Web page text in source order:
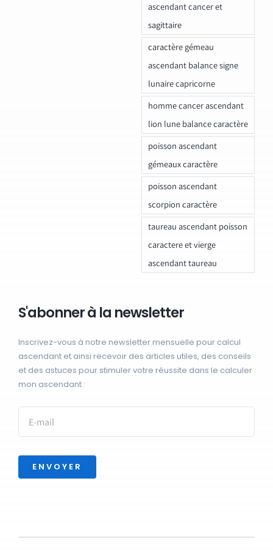
ascendant cancer et
sagittaire
caractère gémeau
ascendant balance signe
lunaire capricorne
homme cancer ascendant
lion lune balance caractère
poisson ascendant
gémeaux caractère
poisson ascendant
scorpion caractère
taureau ascendant poisson
caractere et vierge
ascendant taureau
S'abonner à la newsletter
Inscrivez-vous à notre newsletter mensuelle pour calcul
ascendant et ainsi recevoir des articles utiles, des conseils
et des astuces pour stimuler votre réussite dans le calculer
mon ascendant :
ENVOYER